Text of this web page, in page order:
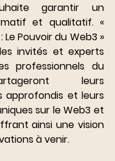
garantir un
et qualitatif. «
Le Pouvoir du Web3 »
invités et experts
professionnels du
leurs
approfondis et leurs
sur le Web3 et
ainsi une vision
à venir.